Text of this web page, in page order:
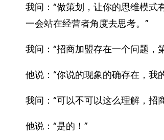
我问：“做策划，让你的思维模式
一会站在经营者角度去思考。”
我问：“招商加盟存在一个问题，
他说：“你说的现象的确存在，我
我问：“可以不可以这么理解，招
他说：“是的！”